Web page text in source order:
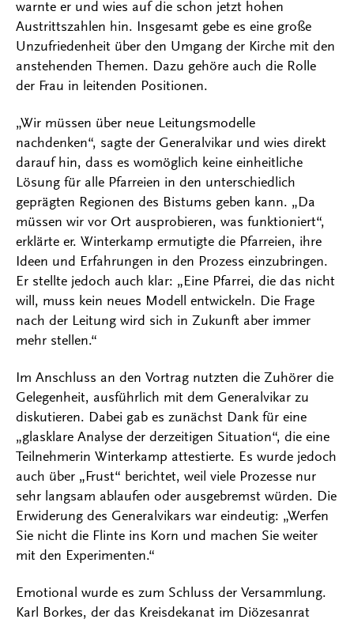
warnte er und wies auf die schon jetzt hohen
Austrittszahlen hin. Insgesamt gebe es eine große
Unzufriedenheit über den Umgang der Kirche mit den
anstehenden Themen. Dazu gehöre auch die Rolle
der Frau in leitenden Positionen.
„Wir müssen über neue Leitungsmodelle
nachdenken“, sagte der Generalvikar und wies direkt
darauf hin, dass es womöglich keine einheitliche
Lösung für alle Pfarreien in den unterschiedlich
geprägten Regionen des Bistums geben kann. „Da
müssen wir vor Ort ausprobieren, was funktioniert“,
erklärte er. Winterkamp ermutigte die Pfarreien, ihre
Ideen und Erfahrungen in den Prozess einzubringen.
Er stellte jedoch auch klar: „Eine Pfarrei, die das nicht
will, muss kein neues Modell entwickeln. Die Frage
nach der Leitung wird sich in Zukunft aber immer
mehr stellen.“
Im Anschluss an den Vortrag nutzten die Zuhörer die
Gelegenheit, ausführlich mit dem Generalvikar zu
diskutieren. Dabei gab es zunächst Dank für eine
„glasklare Analyse der derzeitigen Situation“, die eine
Teilnehmerin Winterkamp attestierte. Es wurde jedoch
auch über „Frust“ berichtet, weil viele Prozesse nur
sehr langsam ablaufen oder ausgebremst würden. Die
Erwiderung des Generalvikars war eindeutig: „Werfen
Sie nicht die Flinte ins Korn und machen Sie weiter
mit den Experimenten.“
Emotional wurde es zum Schluss der Versammlung.
Karl Borkes, der das Kreisdekanat im Diözesanrat